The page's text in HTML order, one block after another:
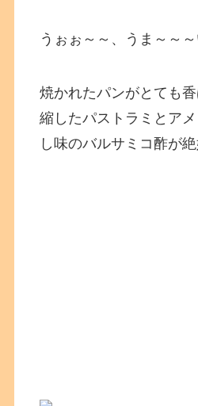
うぉぉ～～、うま～～～
焼かれたパンがとても
縮したパストラミとア
し味のバルサミコ酢が